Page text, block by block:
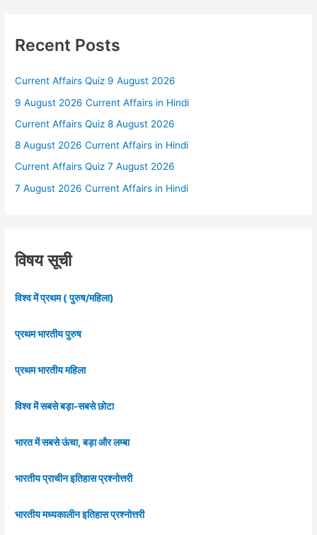
Recent Posts
Current Affairs Quiz 9 August 2026
9 August 2026 Current Affairs in Hindi
Current Affairs Quiz 8 August 2026
8 August 2026 Current Affairs in Hindi
Current Affairs Quiz 7 August 2026
7 August 2026 Current Affairs in Hindi
विषय सूची
विश्व में प्रथम ( पुरुष/महिला)
प्रथम भारतीय पुरुष
प्रथम भारतीय महिला
विश्व में सबसे बड़ा-सबसे छोटा
भारत में सबसे ऊंचा, बड़ा और लम्बा
भारतीय प्राचीन इतिहास प्रश्नोत्तरी
भारतीय मध्यकालीन इतिहास प्रश्नोत्तरी